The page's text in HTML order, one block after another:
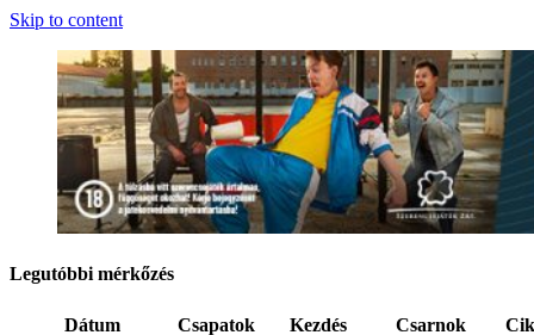
Skip to content
Legutóbbi mérkőzés
Dátum Csapatok Kezdés Csarnok